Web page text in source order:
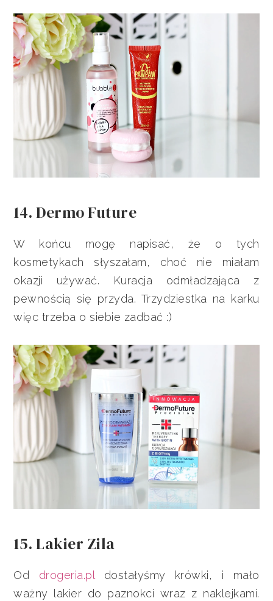
14. Dermo Future
W końcu mogę napisać, że o tych
kosmetykach słyszałam, choć nie miałam
okazji używać. Kuracja odmładzająca z
pewnością się przyda. Trzydziestka na karku
więc trzeba o siebie zadbać :)
15. Lakier Zila
Od drogeria.pl dostałyśmy krówki, i mało
ważny lakier do paznokci wraz z naklejkami.